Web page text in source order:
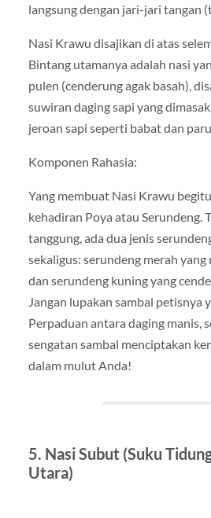
langsung dengan jari-jari tangan
Nasi Krawu disajikan di atas
Bintang utamanya adalah nasi
pulen (cenderung agak basah),
suwiran daging sapi yang
jeroan sapi seperti babat dan
Komponen Rahasia:
Yang membuat Nasi Krawu
kehadiran Poya atau Serundeng.
tanggung, ada dua jenis
sekaligus: serundeng merah yang
dan serundeng kuning yang
Jangan lupakan sambal petisnya
Perpaduan antara daging manis,
sengatan sambal menciptakan
dalam mulut Anda!
5. Nasi Subut (Suku
Utara)